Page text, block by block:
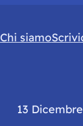
Chi siamo
13